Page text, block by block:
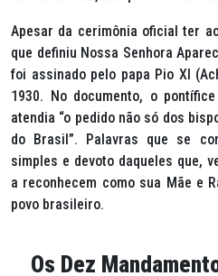
Apesar da cerimônia oficial ter
que definiu Nossa Senhora
foi assinado pelo papa Pio XI
1930. No documento, o
atendia “o pedido não só dos
do Brasil”. Palavras que se
simples e devoto daqueles que,
a reconhecem como sua Mãe e
povo brasileiro.
Os Dez